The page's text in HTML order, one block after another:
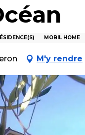
MOBIL HOME
M'y rendre